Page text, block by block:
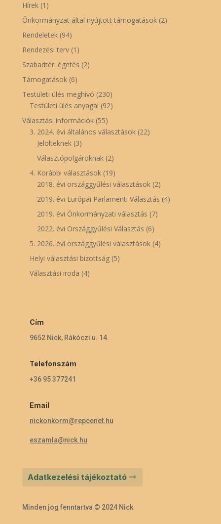
Hírek(1)
Önkormányzat által nyújtott támogatások(2)
Rendeletek(94)
Rendezési terv(1)
Szabadtéri égetés (2)
Támogatások(6)
Testületi ülés meghívó (230)
Testületi ülés anyagai (92)
Választási információk(55)
3. 2024. évi általános választások(22)
Jelölteknek(3)
Választópolgároknak(2)
4. Korábbi választások(19)
2018. évi országgyűlési választások(2)
2019. évi Európai Parlamenti Választás (4)
2019. évi Önkormányzati választás (7)
2022. évi Országgyűlési Választás (6)
5. 2026. évi országgyűlési választások(4)
Helyi választási bizottság(5)
Választási iroda (4)
Cím
9652 Nick, Rákóczi u. 14.
Telefonszám
+36 95 377241
Email
nickonkorm@repcenet.hu
eszamla@nick.hu
Adatkezelési tájékoztató
Minden jog fenntartva © 2024 Nick